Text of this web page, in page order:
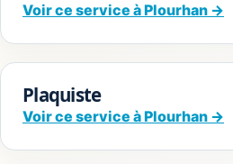
Voir ce service à Plourhan →
Plaquiste
Voir ce service à Plourhan →